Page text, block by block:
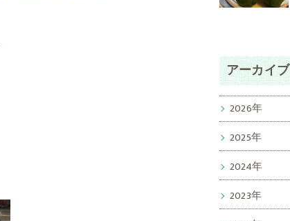
アーカイブ
2026年
2025年
2024年
2023年